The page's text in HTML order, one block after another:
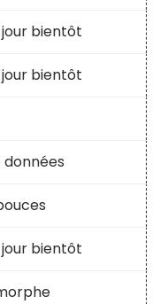
jour bientôt
jour bientôt
données
jour bientôt